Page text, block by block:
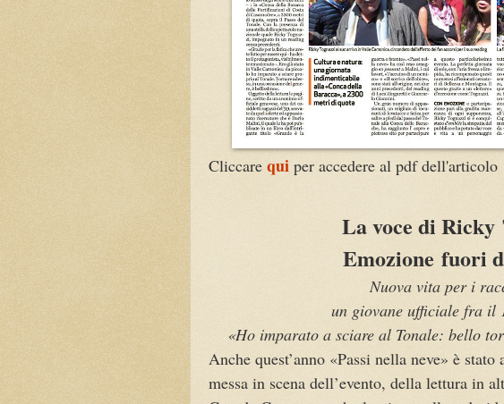
Cliccare qui per accedere al pdf dell'articolo
La voce di Ricky
Emozione fuori
Nuova vita per i
un giovane ufficiale fra il
«Ho imparato a sciare al Tonale: bello
Anche quest’anno «Passi nella neve» è
messa in scena dell’evento, della lettura in